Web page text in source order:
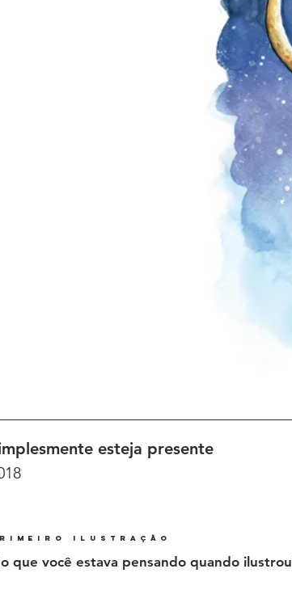
esteja presente
ilustração
que você estava pensando quando